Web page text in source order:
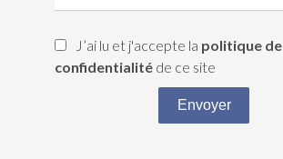
J’ai lu et j'accepte la politique de
confidentialité de ce site
Envoyer